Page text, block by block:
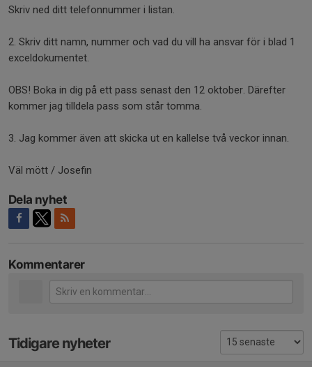
Skriv ned ditt telefonnummer i listan.
2. Skriv ditt namn, nummer och vad du vill ha ansvar för i blad 1
exceldokumentet.
OBS! Boka in dig på ett pass senast den 12 oktober. Därefter
kommer jag tilldela pass som står tomma.
3. Jag kommer även att skicka ut en kallelse två veckor innan.
Väl mött / Josefin
Dela nyhet
Kommentarer
Tidigare nyheter